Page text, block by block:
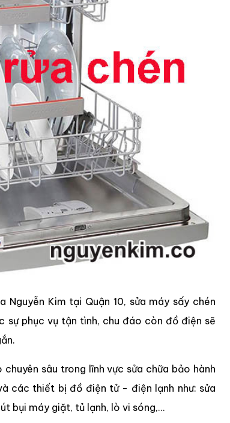
Nguyễn Kim tại Quận 10, sửa máy sấy chén
sự phục vụ tận tình, chu đáo còn đồ điện sẽ
sâu trong lĩnh vực sửa chữa bảo hành
các thiết bị đồ điện tử - điện lạnh như: sửa
bụi máy giặt, tủ lạnh, lò vi sóng,...